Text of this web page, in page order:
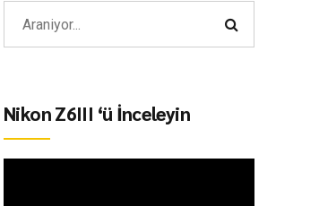
Nikon Z6III ‘ü İnceleyin